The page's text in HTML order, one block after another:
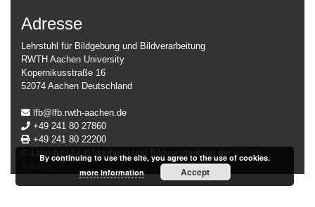
Adresse
Lehrstuhl für Bildgebung und Bildverarbeitung
RWTH Aachen University
Kopernikusstraße 16
52074 Aachen Deutschland
lfb@lfb.rwth-aachen.de
+49 241 80 27860
+49 241 80 22200
© Lehrstuhl für Bildgebung und Bildverarbeitung der RWTH
Aachen
By continuing to use the site, you agree to the use of cookies.
more information
Accept